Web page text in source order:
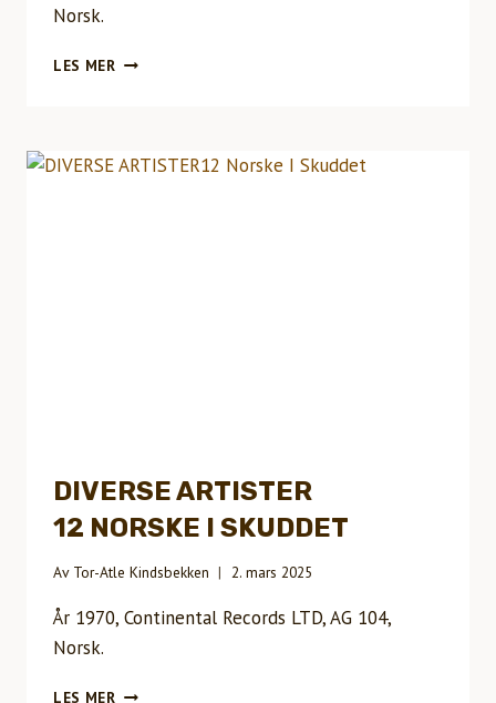
Norsk.
LES MER DIVERSE
DIVERSE ARTISTER
12 NORSKE I SKUDDET
Av Tor-Atle Kindsbekken 2. mars 2025
År 1970, Continental Records LTD, AG 104,
Norsk.
LES MER DIVERSE